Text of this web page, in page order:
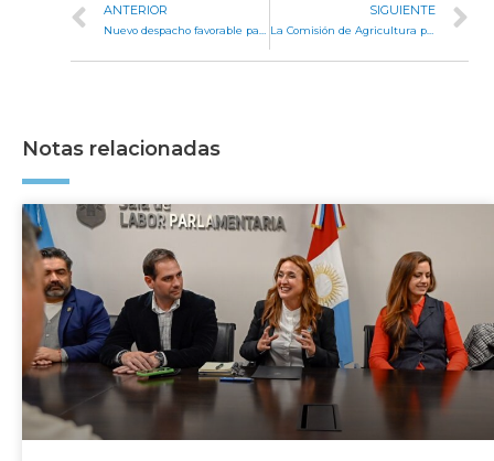
ANTERIOR SIGUIENTE
La Comisión de Agricultura presentó las Buenas Prácticas Agropecuarias 2022
Notas relacionadas